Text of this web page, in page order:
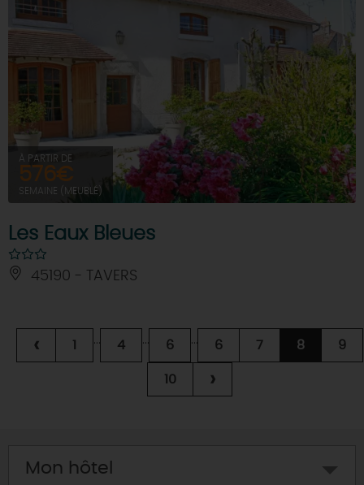
À PARTIR DE
576€
SEMAINE (MEUBLÉ)
Les Eaux Bleues
45190 - TAVERS
‹ 1 ... 4 ... 6 ... 6 7 8 9
10 ›
Mon hôtel